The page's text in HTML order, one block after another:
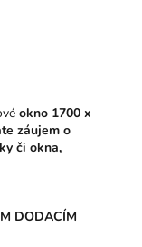
okno 1700 x
záujem o
či okna,
DODACÍM